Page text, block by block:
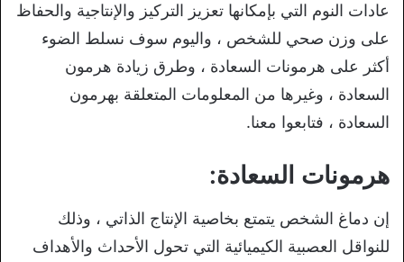
عادات النوم التي بإمكانها تعزيز التركيز والإنتاجية والحفاظ
على وزن صحي للشخص ، واليوم سوف نسلط الضوء
أكثر على هرمونات السعادة ، وطرق زيادة هرمون
السعادة ، وغيرها من المعلومات المتعلقة بهرمون
السعادة ، فتابعوا معنا.
هرمونات السعادة:
إن دماغ الشخص يتمتع بخاصية الإنتاج الذاتي ، وذلك
للنواقل العصبية الكيميائية التي تحول الأحداث والأهداف